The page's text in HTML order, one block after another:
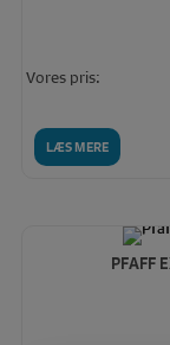
LÆS MERE
Vores pris:
PFAFF